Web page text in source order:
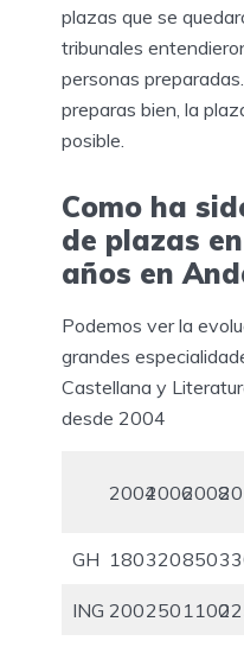
plazas que se
tribunales
personas
preparas bien, la
posible.
Como ha
de plazas
años en
Podemos ver la
grandes
Castellana y
desde 2004
200420062008
GH 180320850
ING 200250 1100